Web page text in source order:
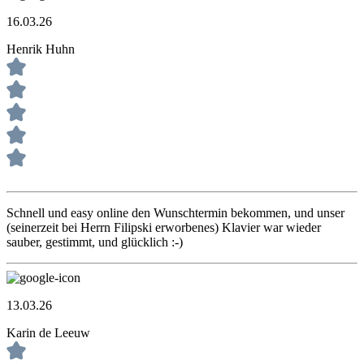
16.03.26
Henrik Huhn
Schnell und easy online den Wunschtermin bekommen, und unser
(seinerzeit bei Herrn Filipski erworbenes) Klavier war wieder
sauber, gestimmt, und glücklich :-)
13.03.26
Karin de Leeuw